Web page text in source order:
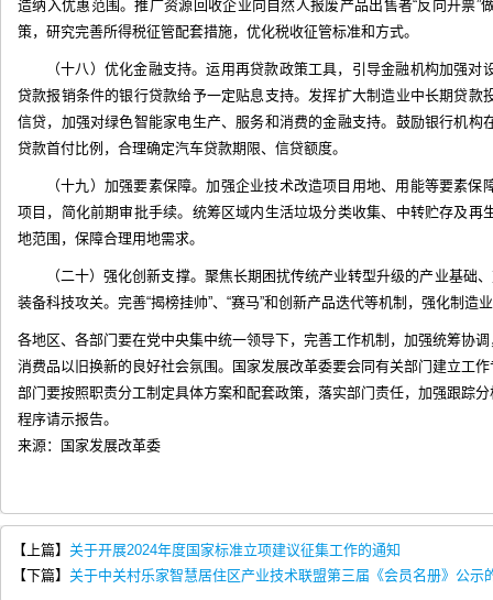
造纳入优惠范围。推广资源回收企业向自然人报废产品出售者“反向开票
策，研究完善所得税征管配套措施，优化税收征管标准和方式。
（十八）优化金融支持。运用再贷款政策工具，引导金融机构加强
贷款报销条件的银行贷款给予一定贴息支持。发挥扩大制造业中长期贷款
信贷，加强对绿色智能家电生产、服务和消费的金融支持。鼓励银行机构
贷款首付比例，合理确定汽车贷款期限、信贷额度。
（十九）加强要素保障。加强企业技术改造项目用地、用能等要素
项目，简化前期审批手续。统筹区域内生活垃圾分类收集、中转贮存及再
地范围，保障合理用地需求。
（二十）强化创新支撑。聚焦长期困扰传统产业转型升级的产业基础
装备科技攻关。完善“揭榜挂帅”、“赛马”和创新产品迭代等机制，强化制
各地区、各部门要在党中央集中统一领导下，完善工作机制，加强统筹协
消费品以旧换新的良好社会氛围。国家发展改革委要会同有关部门建立工
部门要按照职责分工制定具体方案和配套政策，落实部门责任，加强跟踪
程序请示报告。
来源：国家发展改革委
【上篇】 关于开展2024年度国家标准立项建议征集工作的通知
【下篇】 关于中关村乐家智慧居住区产业技术联盟第三届《会员名册》公示